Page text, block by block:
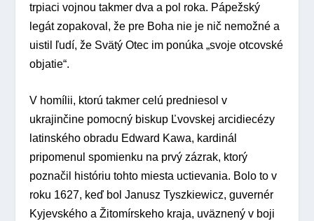
trpiaci vojnou takmer dva a pol roka. Pápežský
legát zopakoval, že pre Boha nie je nič nemožné a
uistil ľudí, že Svätý Otec im ponúka „svoje otcovské
objatie“.
V homílii, ktorú takmer celú predniesol v
ukrajinčine pomocný biskup Ľvovskej arcidiecézy
latinského obradu Edward Kawa, kardinál
pripomenul spomienku na prvý zázrak, ktorý
poznačil históriu tohto miesta uctievania. Bolo to v
roku 1627, keď bol Janusz Tyszkiewicz, guvernér
Kyjevského a Žitomírskeho kraja, uväznený v boji